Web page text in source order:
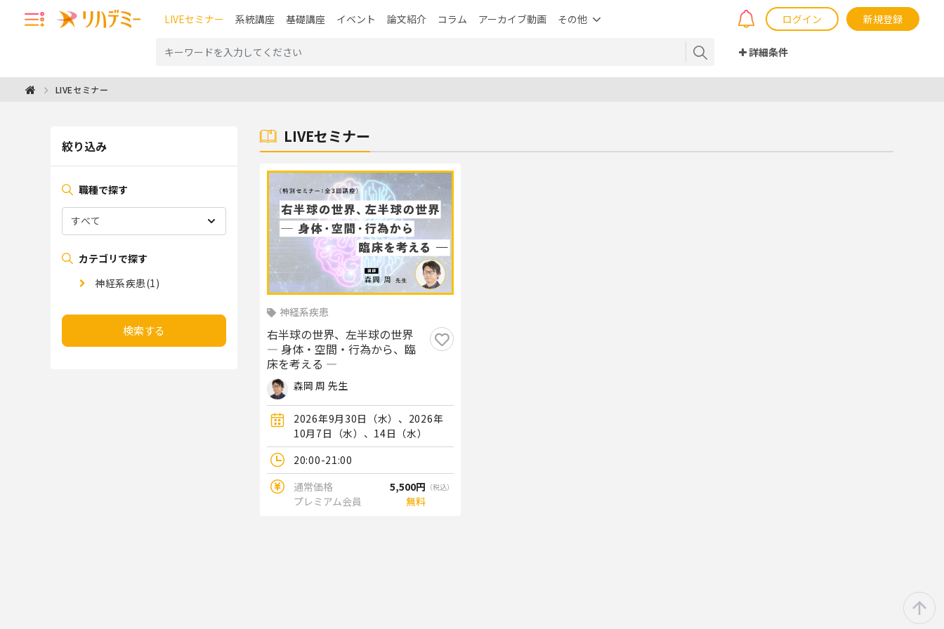
LIVEセミナー 系統講座 基礎講座 イベント 論文紹介 コラム アーカイブ動画 その他 ログイン 新規登録
詳細条件
LIVEセミナー
絞り込み
職種で探す
カテゴリで探す
神経系疾患(1)
検索する
LIVEセミナー
神経系疾患
右半球の世界、左半球の世界
― 身体・空間・行為から、臨
床を考える ―
森岡 周 先生
2026年9月30日（水）、2026年
10月7日（水）、14日（水）
20:00-21:00
通常価格
5,500円 （税込）
プレミアム会員 無料